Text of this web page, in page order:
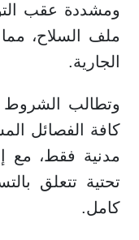
ومشددة عقب
ملف السلاح،
الجارية.
وتطالب الشروط
كافة الفصائل
مدنية فقط، مع
تحتية تتعلق
كامل.